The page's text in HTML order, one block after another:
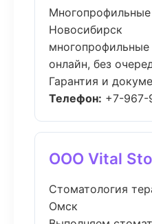
Новосибирск
многопрофильные
онлайн, без
Гарантия и
Телефон: +7-
ООО Vital
Стоматология
Омск